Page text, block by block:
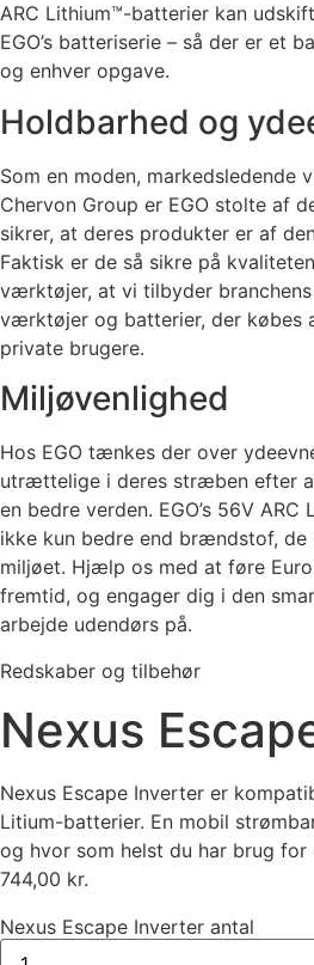
ARC Lithium™-batterier kan
EGO’s batteriserie – så der er et
og enhver opgave.
Holdbarhed og
Som en moden, markedsledende
Chervon Group er EGO stolte af
sikrer, at deres produkter er af
Faktisk er de så sikre på
værktøjer, at vi tilbyder
værktøjer og batterier, der købes
private brugere.
Miljøvenlighed
Hos EGO tænkes der over
utrættelige i deres stræben efter
en bedre verden. EGO’s 56V
ikke kun bedre end brændstof, de
miljøet. Hjælp os med at føre
fremtid, og engager dig i den
arbejde udendørs på.
Redskaber og tilbehør
Nexus
Nexus Escape Inverter er
Litium-batterier. En mobil
og hvor som helst du har brug for
744,00 kr.
Nexus Escape Inverter antal